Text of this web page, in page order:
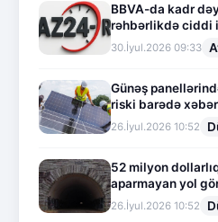
BBVA-da kadr
rəhbərlikdə ciddi
30.İyul.2026 09:33
Günəş
riski barədə
26.İyul.2026 10:52
52 milyon
aparmayan yol
26.İyul.2026 10:52